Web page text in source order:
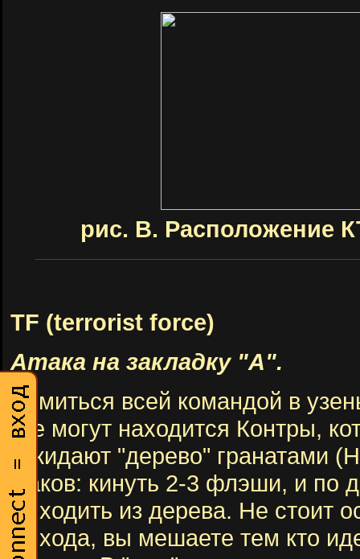
рис. В. Расположение
TF (terrorist force)
Атака на закладку "А".
Ломиться всей командой в
где могут находится Контры,
закидают "дерево" гранатами
таков: кинуть 2-3 флэши, и по
выходить из дерева. Не стоит
выхода, вы мешаете тем кто